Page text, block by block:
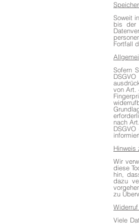
Soweit
bis der
Fortfall
Sofern
von Art.
nach
Hinweis
Wir
diese
hin,
dazu
zu
Viele